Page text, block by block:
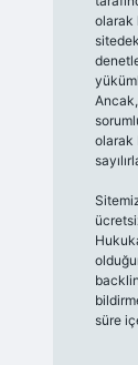
olarak
olarak
süre